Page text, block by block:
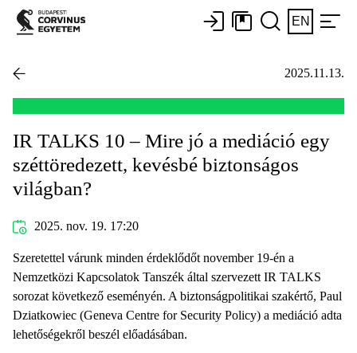
EN
2025.11.13.
IR TALKS 10 – Mire jó a mediáció egy
széttöredezett, kevésbé biztonságos
világban?
2025. nov. 19. 17:20
Szeretettel várunk minden érdeklődőt november 19-én a
Nemzetközi Kapcsolatok Tanszék által szervezett IR TALKS
sorozat következő eseményén. A biztonságpolitikai szakértő, Paul
Dziatkowiec (Geneva Centre for Security Policy) a mediáció adta
lehetőségekről beszél előadásában.